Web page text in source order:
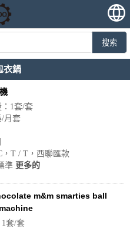
搜索
衣鍋
1套/套
/月套
，T / T，西聯匯款
準 更多的
m&m smarties ball
套/套